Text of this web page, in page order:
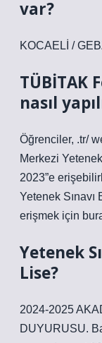
var?
KOCAELİ /
TÜBİTAK
nasıl
Öğrenciler, .tr/
Merkezi
2023”e
Yetenek
erişmek için
Yetenek
Lise?
2024-2025
DUYURUSU.